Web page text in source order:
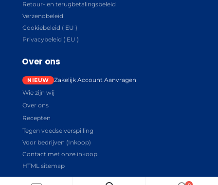
Retour- en terugbetalingsbeleid
Verzendbeleid
Cookiebeleid ( EU )
Privacybeleid ( EU )
Over ons
Zakelijk Account Aanvragen
Wie zijn wij
Over ons
Recepten
Tegen voedselverspilling
Voor bedrijven (Inkoop)
Contact met onze inkoop
HTML sitemap